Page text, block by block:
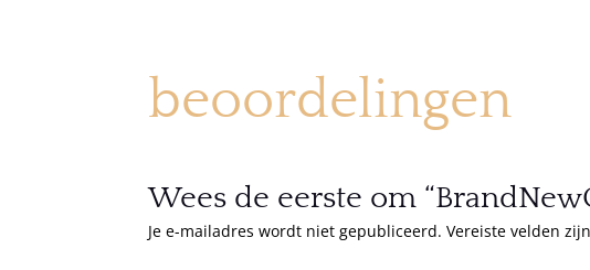
beoordelingen
Wees de eerste om
Je e-mailadres wordt niet gepubliceerd. Vereiste velden